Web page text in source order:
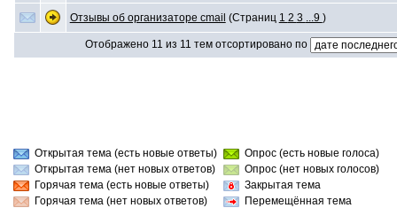
Отзывы об организаторе cmail (Страниц 1 2 3 ...9 )
Отображено 11 из 11 тем отсортировано по
Открытая тема (есть новые ответы)
Открытая тема (нет новых ответов)
Горячая тема (есть новые ответы)
Горячая тема (нет новых ответов)
Опрос (есть новые голоса)
Опрос (нет новых голосов)
Закрытая тема
Перемещённая тема